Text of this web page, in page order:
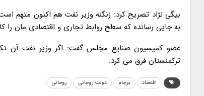
بیگی نژاد تصریح کرد: زنگنه وزیر نفت هم اکنون متهم
به جایی رسانده که سطح روابط تجاری و اقتصادی مان
عضو کمیسیون صنایع مجلس گفت: اگر وزیر نفت آن
ترکمنستان فرق می کرد.
اقتصاد برجام دولت روحانی روحانی